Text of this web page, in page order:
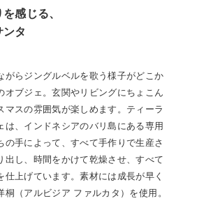
感じる、
タ
がらジングルベルを歌う様子がどこか
オブジェ。玄関やリビングにちょこん
マスの雰囲気が楽しめます。ティーラ
は、インドネシアのバリ島にある専用
の手によって、すべて手作りで生産さ
出し、時間をかけて乾燥させ、すべて
仕上げています。素材には成長が早く
（アルビジア ファルカタ）を使用。